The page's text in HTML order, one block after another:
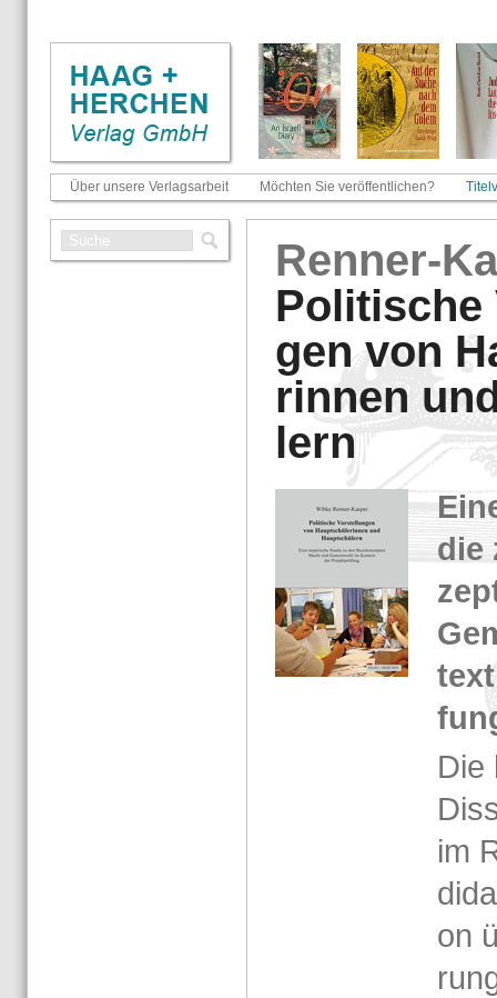
Über unsere Verlagsarbeit Möchten Sie veröffentlichen?
Ren­ner-​
gen von
rin­nen
lern
die
Die
im
on